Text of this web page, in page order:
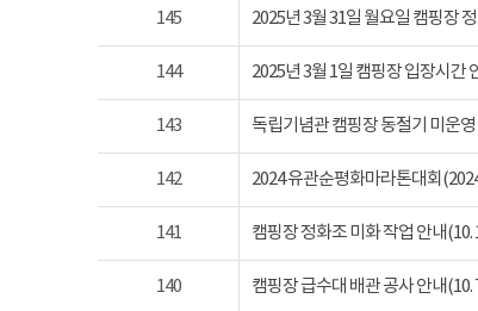
145 2025년 3월 31일 월요일 캠핑장
144 2025년 3월 1일 캠핑장 입장시간
143 독립기념관 캠핑장 동절기 미운
142 2024 유관순평화마라톤대회
141 캠핑장 정화조 미화 작업 안내(10.
140 캠핑장 급수대 배관 공사 안내(10.